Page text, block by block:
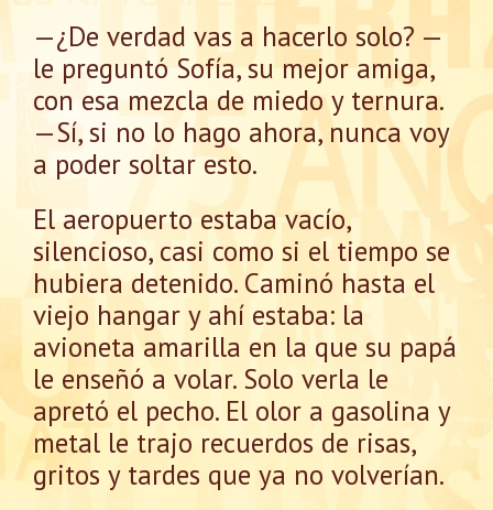
—¿De verdad vas a hacerlo solo? —
le preguntó Sofía, su mejor amiga,
con esa mezcla de miedo y ternura.
—Sí, si no lo hago ahora, nunca voy
a poder soltar esto.
El aeropuerto estaba vacío,
silencioso, casi como si el tiempo se
hubiera detenido. Caminó hasta el
viejo hangar y ahí estaba: la
avioneta amarilla en la que su papá
le enseñó a volar. Solo verla le
apretó el pecho. El olor a gasolina y
metal le trajo recuerdos de risas,
gritos y tardes que ya no volverían.